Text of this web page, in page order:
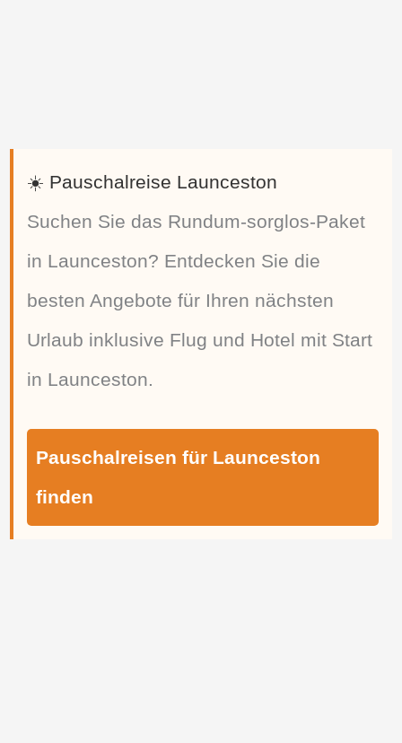
☀️ Pauschalreise Launceston
Suchen Sie das Rundum-sorglos-Paket
in Launceston? Entdecken Sie die
besten Angebote für Ihren nächsten
Urlaub inklusive Flug und Hotel mit Start
in Launceston.
Pauschalreisen für Launceston
finden